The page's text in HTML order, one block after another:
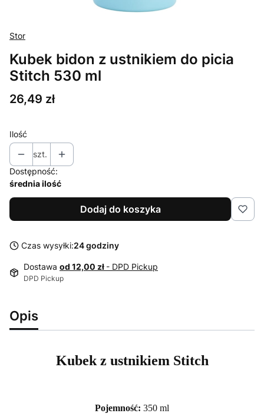
Stor
Kubek bidon z ustnikiem do picia
Stitch 530 ml
Cena
26,49 zł
Ilość
szt.
Dostępność:
średnia ilość
Dodaj do koszyka
Czas wysyłki:24 godziny
Dostawa od 12,00 zł - DPD Pickup
DPD Pickup
Opis
Kubek z ustnikiem Stitch
Pojemność: 350 ml